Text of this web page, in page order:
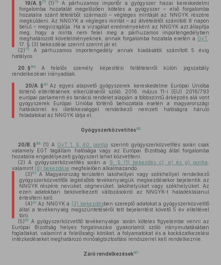
19/A. §77 (1)78
A párhuzamos importőr a gyógyszer hazai kereskedelmi
forgalomba hozatalát megelőzően köteles a gyógyszer – első forgalomba
hozatalra szánt tételéből származó – végleges mintáját az NNGYK részére
megküldeni. Az NNGYK a végleges mintát – az átvételétől számított 8 napon
belül – megvizsgálja. Ha a vizsgálat eredményeként az NNGYK azt állapítja
meg, hogy a minta nem felel meg a párhuzamos importengedélyben
meghatározott követelményeknek, annak forgalomba hozatala esetén a GyT
17. § (3) bekezdése szerint szerint jár el.
(2)79
A párhuzamos importengedély annak kiadásától számított 5 évig
hatályos.
20. § 80
A felelős személy képesítési feltételeiről külön jogszabály
rendelkezései irányadóak.
20/A. § 81
Az egyes alapvető gyógyszerek kereskedelme Európai Unióba
történő eltérítésének elkerüléséről szóló, 2016. május 11-i (EU) 2016/793
európai parlamenti és tanácsi rendelet alapján a többszintű árképzés alá vont
gyógyszerek Európai Unióba történő behozatala esetén a magyarországi
hatáskörrel és illetékességgel rendelkező nemzeti hatóságra háruló
feladatokat az NNGYK látja el.
Gyógyszerközvetítés82
20/B. § 83 (1) A GyT 1. § 40. pontja szerinti gyógyszerközvetítés során csak
valamely EGT tagállam hatósága vagy az Európai Bizottság által forgalomba
hozatalra engedélyezett gyógyszert lehet közvetíteni.
(2) A gyógyszerközvetítés során a 9. § (1) bekezdés c), e) és g) pontja
valamint (8) bekezdése megfelelően alkalmazandó.
(3)84A Magyarország területén lakóhellyel vagy székhellyel rendelkező
gyógyszerközvetítők legkésőbb tevékenységük megkezdésekor bejelentik az
NNGYK részére nevüket, cégnevüket, lakóhelyüket vagy székhelyüket. Az
ezen adatokban bekövetkezett változásokról az NNGYK-t haladéktalanul
értesíteni kell.
(4)85Az NNGYK a (3) bekezdésben szereplő adatokat a gyógyszerközvetítő
által a tevékenység megszüntetéséről tett bejelentést követő 5 év elteltével
törli.
(5)86 A gyógyszerközvetítő tevékenysége során köteles figyelembe venni az
Európai Bizottság helyes forgalmazási gyakorlatról szóló iránymutatásában
foglaltakat, valamint a felelősségi köröket, a folyamatokat és a kockázatkezelési
intézkedéseket meghatározó minőségbiztosítási rendszerrel kell rendelkeznie.
Záró rendelkezések87